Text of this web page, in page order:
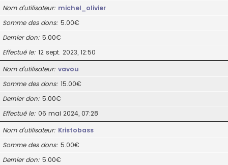
Nom d’utilisateur michel_olivier
Somme des dons 5.00€
Dernier don 5.00€
Effectué le 12 sept. 2023, 12:50
Nom d’utilisateur vavou
Somme des dons 15.00€
Dernier don 5.00€
Effectué le 06 mai 2024, 07:28
Nom d’utilisateur Kristobass
Somme des dons 5.00€
Dernier don 5.00€